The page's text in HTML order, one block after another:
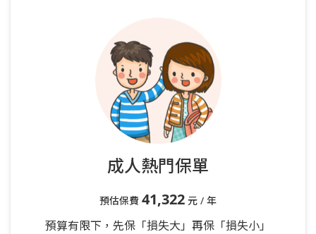
成人熱門保單
預估保費 41,322 元 / 年
預算有限下，先保「損失大」再保「損失小」